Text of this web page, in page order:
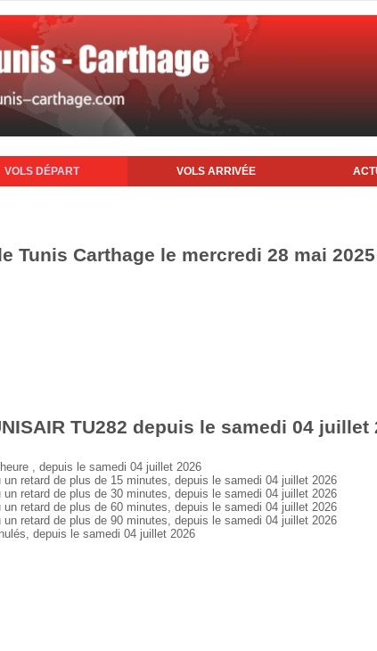
VOLS DÉPART VOLS ARRIVÉE
Tunis Carthage le mercredi 28 mai 2025
TU282 depuis le samedi 04 juillet
, depuis le samedi 04 juillet 2026
retard de plus de 15 minutes, depuis le samedi 04 juillet 2026
retard de plus de 30 minutes, depuis le samedi 04 juillet 2026
retard de plus de 60 minutes, depuis le samedi 04 juillet 2026
retard de plus de 90 minutes, depuis le samedi 04 juillet 2026
depuis le samedi 04 juillet 2026